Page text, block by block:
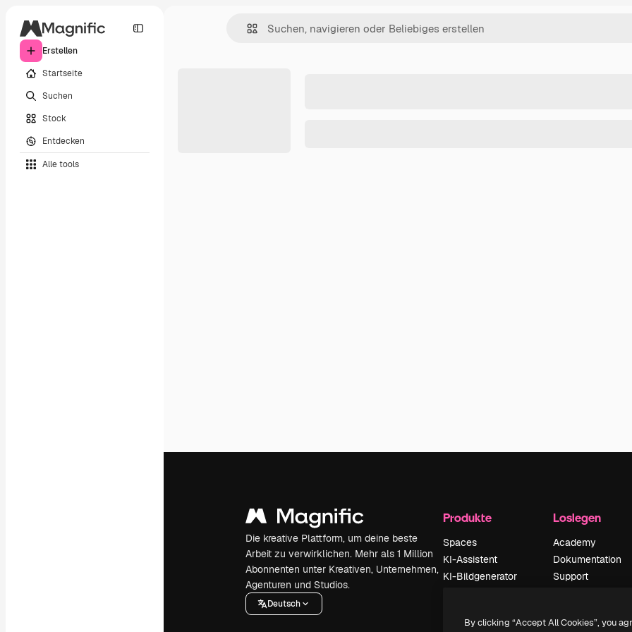
Erstellen
Startseite
Suchen
Stock
Entdecken
Alle tools
Die kreative Plattform, um deine beste
Arbeit zu verwirklichen. Mehr als 1 Million
Abonnenten unter Kreativen, Unternehmen,
Agenturen und Studios.
Deutsch
Produkte
Spaces
KI-Assistent
KI-Bildgenerator
Stimmengenerator
Loslegen
Academy
Dokumentation
Support
Originale Neu
By clicking “Accept All Cookies”, you